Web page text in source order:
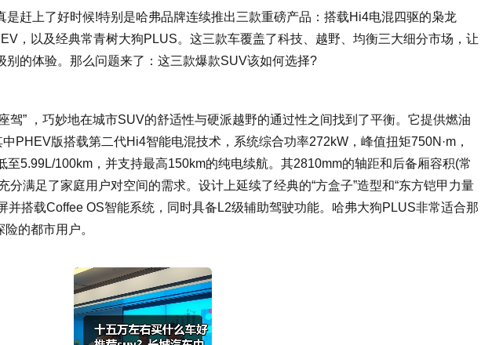
赶上了好时候!特别是哈弗品牌连续推出三款重磅产品：搭载Hi4电混四驱的枭龙
，以及经典常青树大狗PLUS。这三款车覆盖了科技、越野、均衡三大细分市场，让
别的体验。那么问题来了：这三款爆款SUV该如何选择?
驾” ，巧妙地在城市SUV的舒适性与硬派越野的通过性之间找到了平衡。它提供燃油
PHEV版搭载第二代Hi4智能电混技术，系统综合功率272kW，峰值扭矩750N·m，
至5.99L/100km，并支持最高150km的纯电续航。其2810mm的轴距和后备厢容积(常
分满足了家庭用户对空间的需求。设计上延续了经典的“方盒子”造型和“东方铠甲力量
并搭载Coffee OS智能系统，同时具备L2级辅助驾驶功能。哈弗大狗PLUS非常适合那
的都市用户。